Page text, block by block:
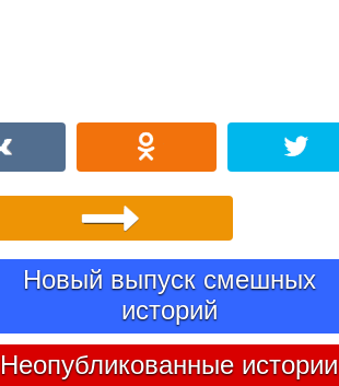
Новый выпуск смешных
историй
Неопубликованные истории